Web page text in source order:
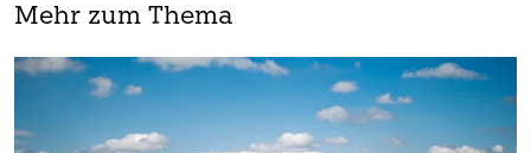
Mehr zum Thema